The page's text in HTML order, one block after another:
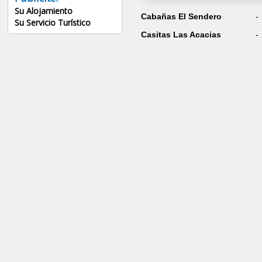
Su Alojamiento
Su Servicio Turístico
Cabañas El Sendero
-
Casitas Las Acacias
-